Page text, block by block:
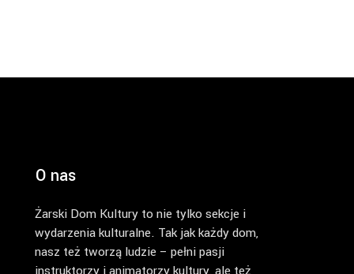
O nas
Żarski Dom Kultury to nie tylko sekcje i
wydarzenia kulturalne. Tak jak każdy dom,
nasz też tworzą ludzie – pełni pasji